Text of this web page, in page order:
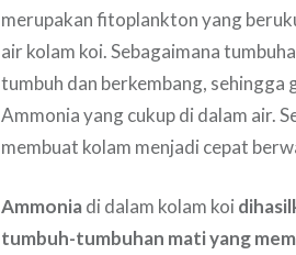
merupakan fitoplankton yang
air kolam koi. Sebagaimana
tumbuh dan berkembang,
Ammonia yang cukup di dalam air.
membuat kolam menjadi cepat
Ammoniadi dalam kolam koi
tumbuh-tumbuhan mati yang